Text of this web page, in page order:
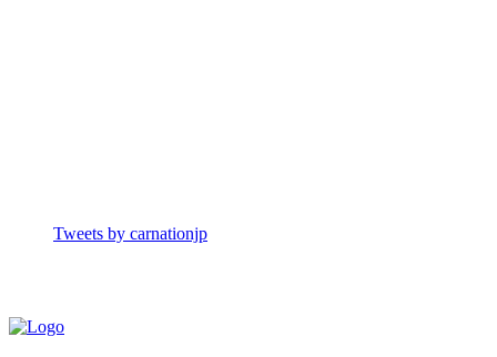
Tweets by carnationjp